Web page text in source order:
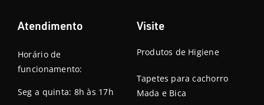
Atendimento
Horário de
funcionamento:
Seg a quinta: 8h às 17h
Visite
Produtos de Higiene
Tapetes para cachorro
Mada e Bica